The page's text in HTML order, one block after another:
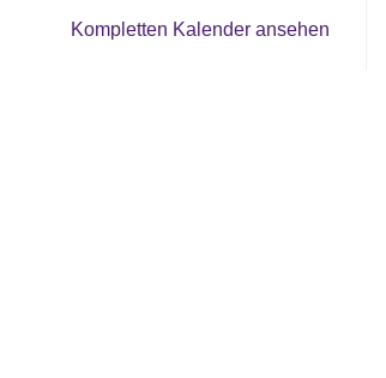
Kompletten Kalender ansehen